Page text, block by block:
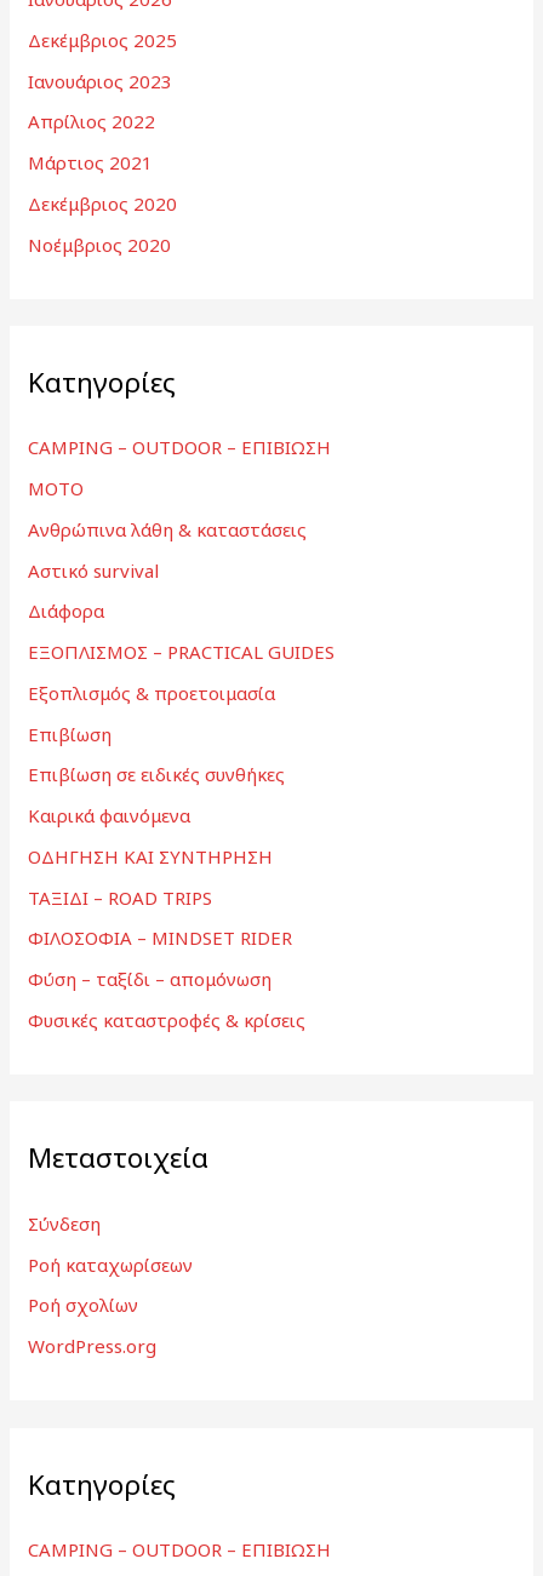
Δεκέμβριος 2025
Ιανουάριος 2023
Απρίλιος 2022
Μάρτιος 2021
Δεκέμβριος 2020
Νοέμβριος 2020
Kατηγορίες
CAMPING – OUTDOOR – ΕΠΙΒΙΩΣΗ
MOTO
Ανθρώπινα λάθη & καταστάσεις
Αστικό survival
Διάφορα
ΕΞΟΠΛΙΣΜΟΣ – PRACTICAL GUIDES
Εξοπλισμός & προετοιμασία
Επιβίωση
Επιβίωση σε ειδικές συνθήκες
Καιρικά φαινόμενα
ΟΔΗΓΗΣΗ ΚΑΙ ΣΥΝΤΗΡΗΣΗ
ΤΑΞΙΔΙ – ROAD TRIPS
ΦΙΛΟΣΟΦΙΑ – MINDSET RIDER
Φύση – ταξίδι – απομόνωση
Φυσικές καταστροφές & κρίσεις
Μεταστοιχεία
Σύνδεση
Ροή καταχωρίσεων
Ροή σχολίων
WordPress.org
Kατηγορίες
CAMPING – OUTDOOR – ΕΠΙΒΙΩΣΗ